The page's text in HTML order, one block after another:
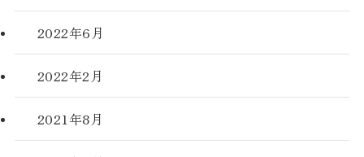
2022年6月
2022年2月
2021年8月